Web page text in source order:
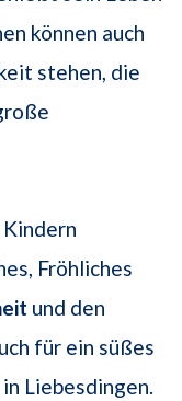
können auch
stehen, die
Fröhliches
und den
für ein süßes
Liebesdingen.